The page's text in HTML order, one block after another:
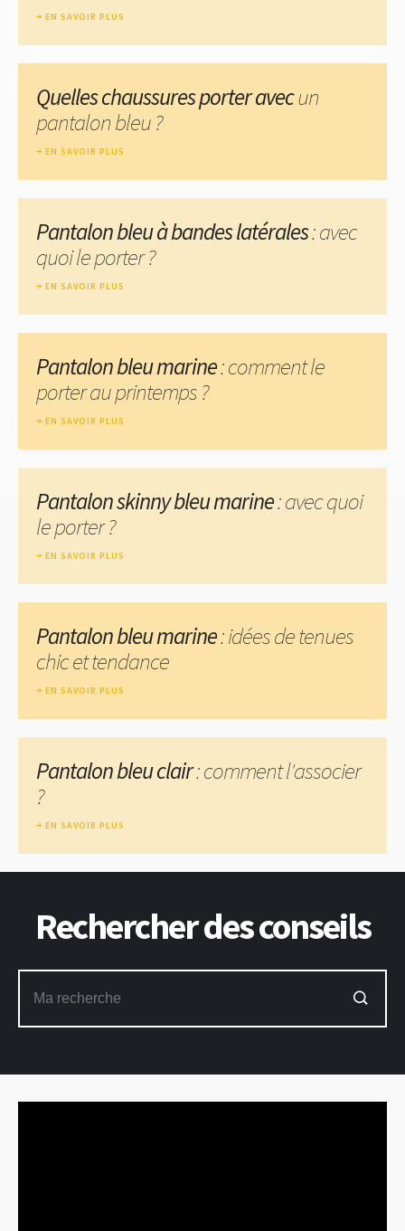
EN SAVOIR PLUS
Quelles chaussures porter avecun
pantalon bleu ?
EN SAVOIR PLUS
Pantalon bleu à bandes latérales: avec
quoi le porter ?
EN SAVOIR PLUS
Pantalon bleu marine: comment le
porter au printemps ?
EN SAVOIR PLUS
Pantalon skinny bleu marine: avec quoi
le porter ?
EN SAVOIR PLUS
Pantalon bleu marine: idées de tenues
chic et tendance
EN SAVOIR PLUS
Pantalon bleu clair: comment l'associer
?
EN SAVOIR PLUS
Rechercher des conseils